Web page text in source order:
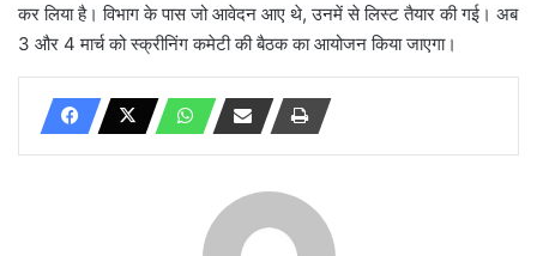
कर लिया है। विभाग के पास जो आवेदन आए थे, उनमें से लिस्ट तैयार की गई। अब
3 और 4 मार्च को स्क्रीनिंग कमेटी की बैठक का आयोजन किया जाएगा।